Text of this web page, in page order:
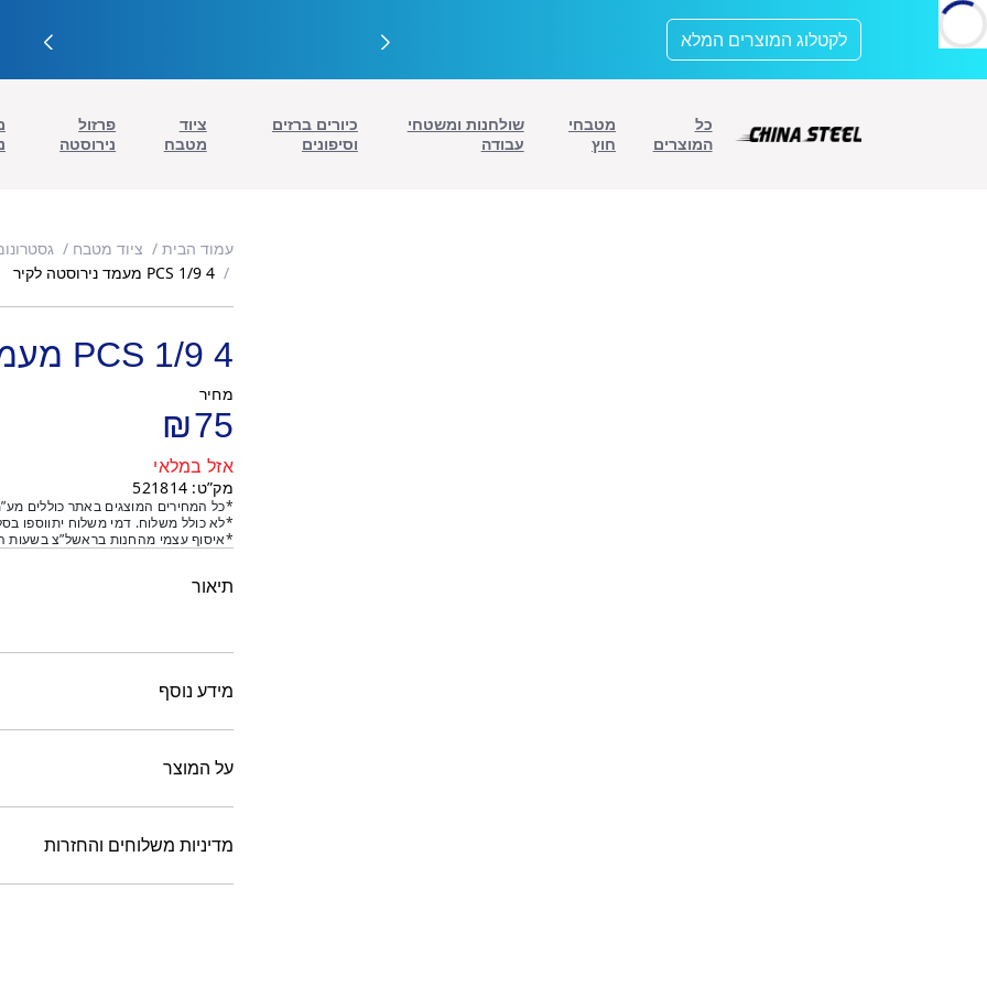
לתוכן
לקטלוג המוצרים המלא
כל
המוצרים
מטבחי
חוץ
שולחנות ומשטחי
עבודה
כיורים ברזים
וסיפונים
ציוד
מטבח
פרזול
נירוסטה
עמוד הבית ציוד מטבח
4 PCS 1/9 מעמד נירוסטה לקיר
4 PCS 1/9 מעמד נירוסטה לקיר
מחיר
₪75
אזל במלאי
מק”ט: 521814
*כל המחירים המוצגים באתר כוללים
*לא כולל משלוח. דמי משלוח יתווספו
*איסוף עצמי מהחנות בראשל”צ בשעות
תיאור
מידע נוסף
על המוצר
מדיניות משלוחים והחזרות